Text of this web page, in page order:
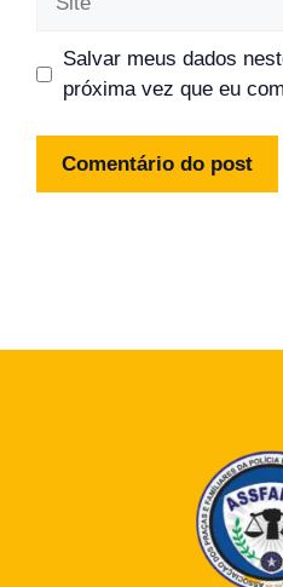
Salvar meus dados
próxima vez que eu